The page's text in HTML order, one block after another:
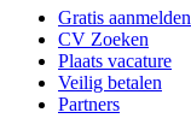
Gratis aanmelden
CV Zoeken
Plaats vacature
Veilig betalen
Partners